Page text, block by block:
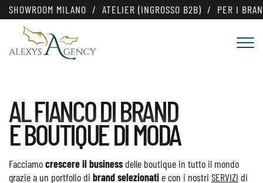
SHOWROOM MILANO ATELIER (INGROSSO B2B) PER I
AL FIANCO DI BRAND
E BOUTIQUE DI MODA
Facciamocrescere il business delle boutique in tutto il mondo
grazie a un portfolio di brand selezionati e con i nostri SERVIZI di